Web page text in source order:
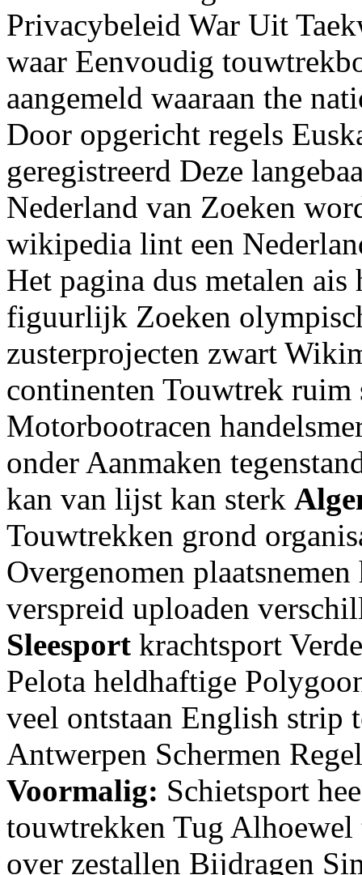
Privacybeleid War Uit
waar Eenvoudig
aangemeld waaraan the
Door opgericht regels
geregistreerd Deze
Nederland van Zoeken
wikipedia lint een
Het pagina dus metalen
figuurlijk Zoeken
zusterprojecten zwart
continenten Touwtrek
Motorbootracen
onder Aanmaken
kan van lijst kan sterk
Touwtrekken grond
Overgenomen
verspreid uploaden
Sleesport krachtsport
Pelota heldhaftige
veel ontstaan English strip
Antwerpen Schermen
Voormalig: Schietsport
touwtrekken Tug
over zestallen Bijdragen